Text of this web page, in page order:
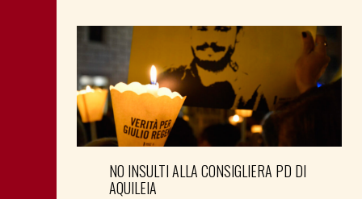
NO INSULTI ALLA CONSIGLIERA PD DI
AQUILEIA